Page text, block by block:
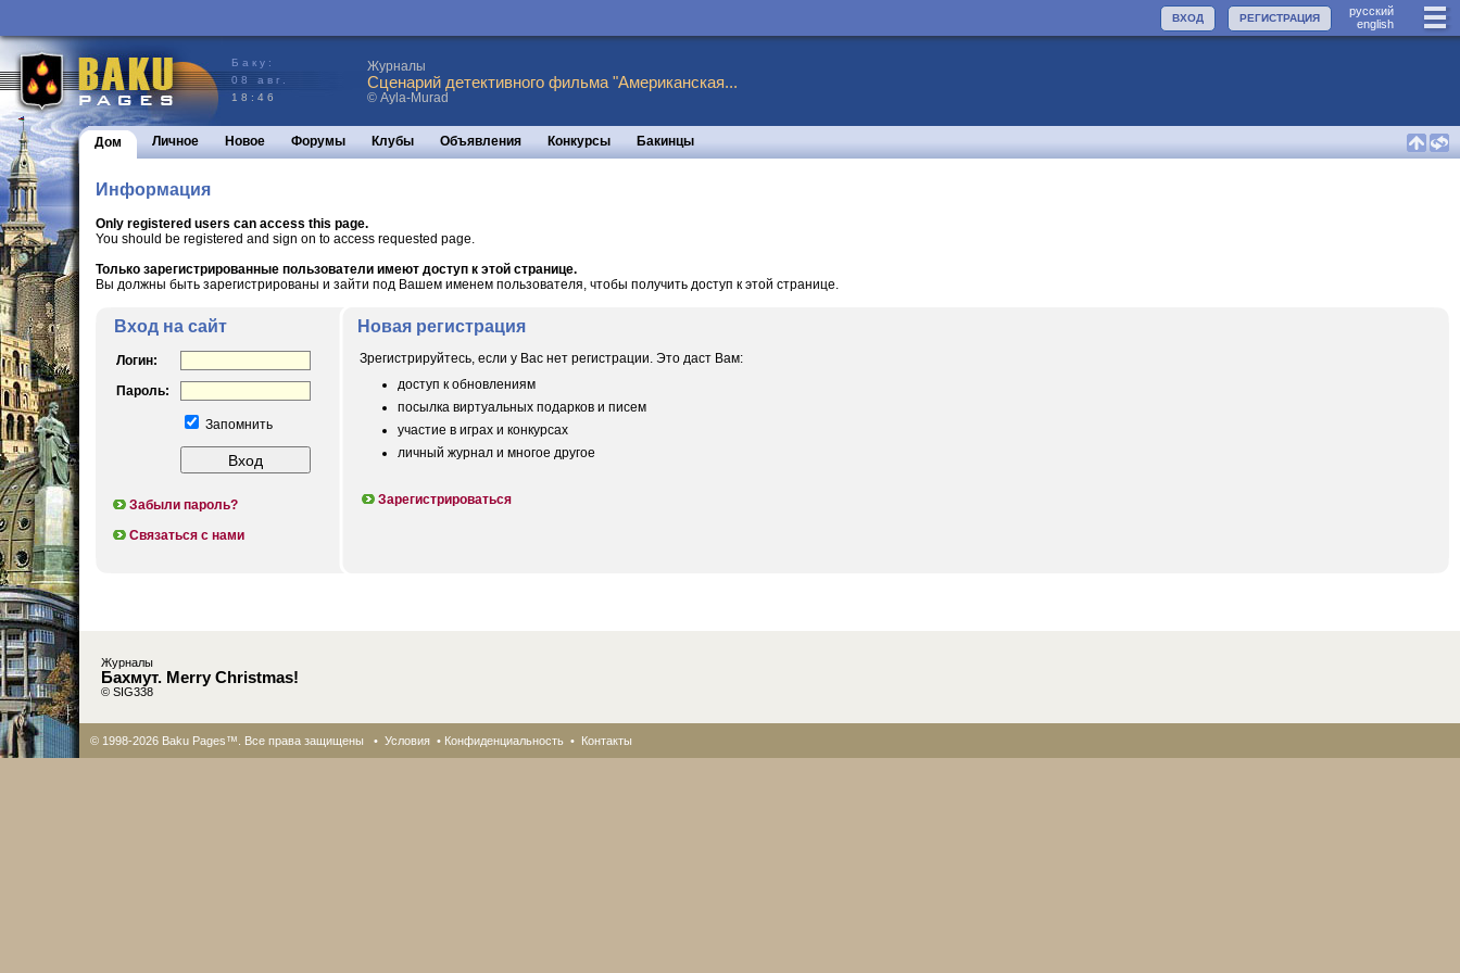
руccкий
english
РЕГИСТРАЦИЯ
ВХОД
Баку:
08 авг.
18:46
Журналы
Сценарий детективного фильма "Американская...
© Ayla-Murad
Дом Личное Новое Форумы Клубы Объявления Конкурсы Бакинцы
Информация
Only registered users can access this page.
You should be registered and sign on to access requested page.
Только зарегистрированные пользователи имеют доступ к этой странице.
Вы должны быть зарегистрированы и зайти под Вашем именем пользователя, чтобы получить доступ к этой странице.
Вход на сайт
Логин:
Пароль:
Запомнить
Забыли пароль?
Связаться с нами
Новая регистрация
Зрегистрируйтесь, если у Вас нет регистрации. Это даст Вам:
доступ к обновлениям
посылка виртуальных подарков и писем
участие в играх и конкурсах
личный журнал и многое другое
Зарегистрироваться
Журналы
Бахмут. Merry Christmas!
© SIG338
© 1998-2026 Baku Pages™. Все права защищены • Условия • Конфиденциальность • Контакты